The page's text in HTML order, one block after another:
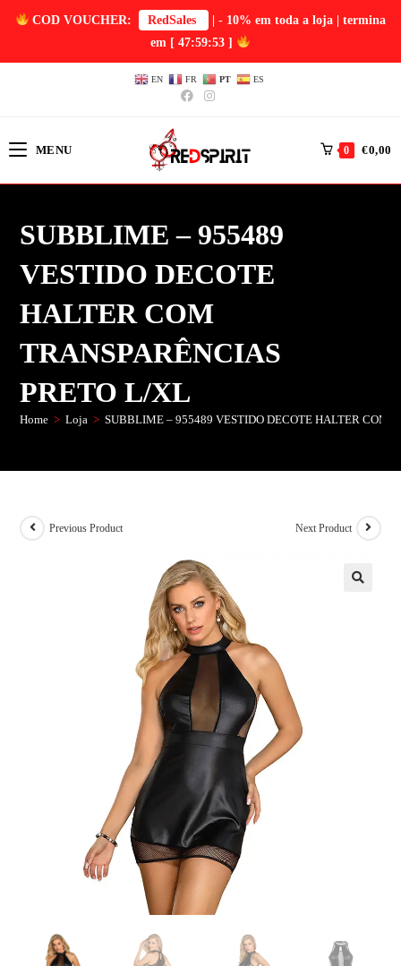
COD VOUCHER: RedSales
| - 10% em toda a loja | termina
em [ 47:59:53 ]
EN FR PT ES
MENU 0 €0,00
SUBBLIME – 955489
VESTIDO DECOTE
HALTER COM
TRANSPARÊNCIAS
PRETO L/XL
Home > Loja > SUBBLIME – 955489 VESTIDO DECOTE HALTER COM
Previous Product Next Product